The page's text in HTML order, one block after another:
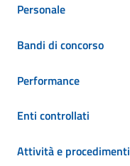
Personale
Bandi di concorso
Performance
Enti controllati
Attività e procedimenti